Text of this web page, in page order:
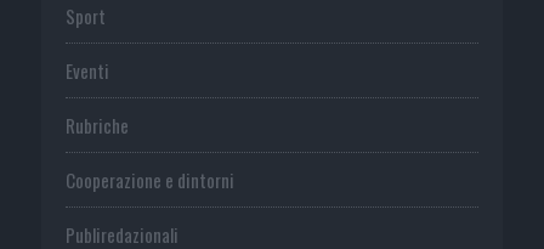
Sport
Eventi
Rubriche
Cooperazione e dintorni
Publiredazionali